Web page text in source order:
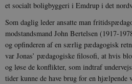
et socialt boligbyggeri i Emdrup i det
Som daglig leder ansatte man
modstandsmand John Bertelsen (1917-
og opfinderen af en særlig pædagogisk
var Jonas’ pædagogiske filosofi, at hvis
og løse de konflikter, som indtraf
tider kunne de have brug for en hjælpende